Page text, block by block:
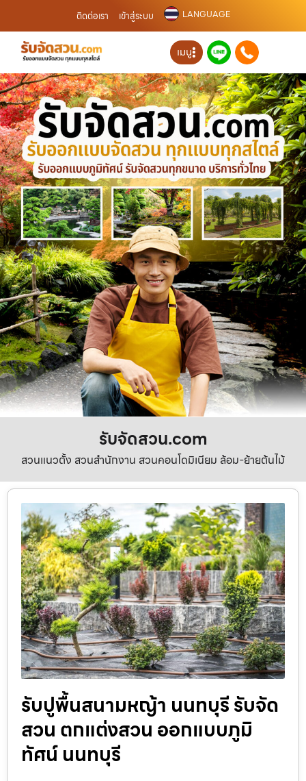
ติดต่อเรา เข้าสู่ระบบ LANGUAGE
เมนู
รับจัดสวน.com
สวนแนวตั้ง สวนสำนักงาน สวนคอนโดมิเนียม ล้อม-ย้ายต้นไม้
รับปูพื้นสนามหญ้า นนทบุรี รับจัด
สวน ตกแต่งสวน ออกแบบภูมิ
ทัศน์ นนทบุรี